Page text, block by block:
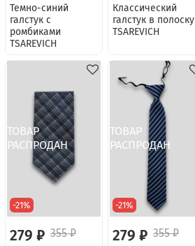
Темно-синий
галстук с
ромбиками
TSAREVICH
Классический
галстук в полоску
TSAREVICH
-21%
279 ₽ 355 ₽
-21%
279 ₽ 355 ₽